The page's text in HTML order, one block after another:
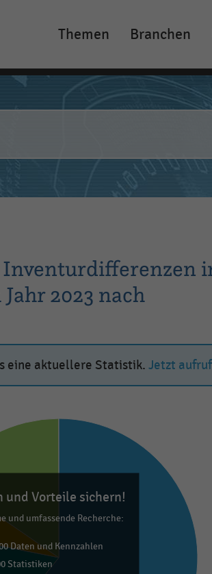
Main
navigation
Themen Branchen
2023 nach
eine aktuellere Statistik. Jetzt
und Vorteile sichern!
und umfassende Recherche:
Daten und Kennzahlen
Statistiken